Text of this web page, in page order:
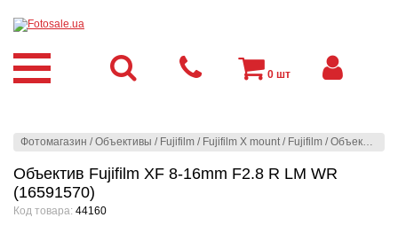
Фотомагазин /Объективы / Fujifilm / Fujifilm X mount / Fujifilm /Объектив Fujifilm XF 8-16mm F2.8 R LM WR (16591570)
Объектив Fujifilm XF 8-16mm F2.8 R LM WR
(16591570)
Код товара: 44160
0 шт